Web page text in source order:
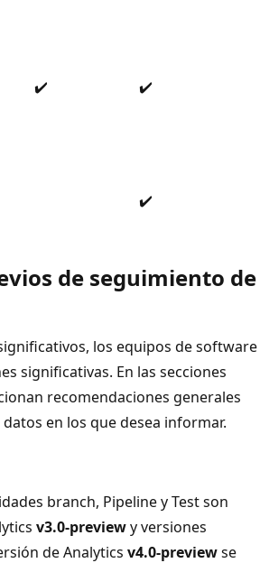
✔️ ✔️
✔️
de seguimiento de
los equipos de software
significativas. En las secciones
recomendaciones generales
en los que desea informar.
branch, Pipeline y Test son
v3.0-previewy versiones
de Analytics v4.0-previewse